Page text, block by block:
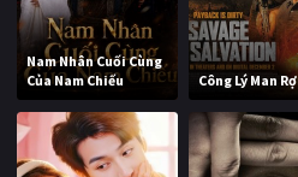
Nam Nhân Cuối Cùng
Của Nam Chiếu
Công Lý Man Rợ